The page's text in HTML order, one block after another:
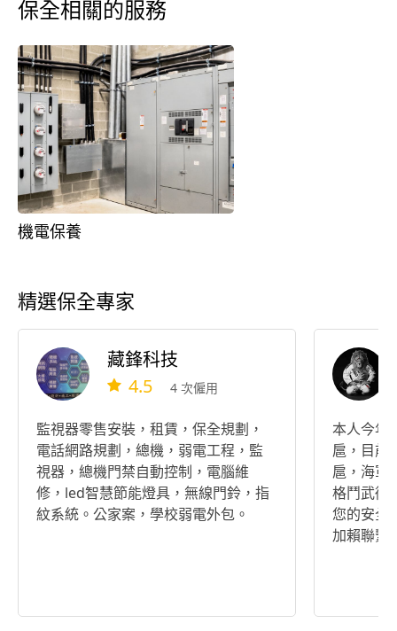
保全相關的服務
機電保養
精選保全專家
藏鋒科技
4.5 4 次僱用
監視器零售安裝，租賃，保全規劃，
電話網路規劃，總機，弱電工程，監
視器，總機門禁自動控制，電腦維
修，led智慧節能燈具，無線門鈴，指
紋系統。公家案，學校弱電外包。
本人今年
扈，目前
扈，海軍
格鬥武術
您的安全，我
加賴聯繫